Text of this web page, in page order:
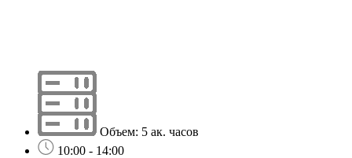
Объем: 5 ак. часов
10:00 - 14:00